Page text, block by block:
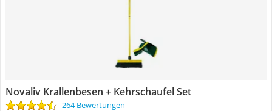
Novaliv Krallenbesen + Kehrschaufel Set
264 Bewertungen